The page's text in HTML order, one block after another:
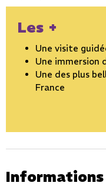
Les +
Une visite
Une immersion
Une des plus
France